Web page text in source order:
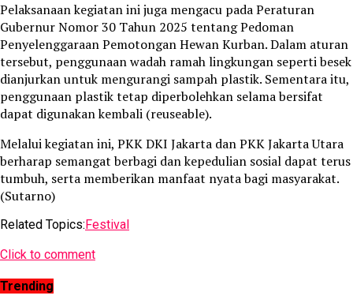
Pelaksanaan kegiatan ini juga mengacu pada Peraturan
Gubernur Nomor 30 Tahun 2025 tentang Pedoman
Penyelenggaraan Pemotongan Hewan Kurban. Dalam aturan
tersebut, penggunaan wadah ramah lingkungan seperti besek
dianjurkan untuk mengurangi sampah plastik. Sementara itu,
penggunaan plastik tetap diperbolehkan selama bersifat
dapat digunakan kembali (reuseable).
Melalui kegiatan ini, PKK DKI Jakarta dan PKK Jakarta Utara
berharap semangat berbagi dan kepedulian sosial dapat terus
tumbuh, serta memberikan manfaat nyata bagi masyarakat.
(Sutarno)
Related Topics:Festival
Click to comment
Trending